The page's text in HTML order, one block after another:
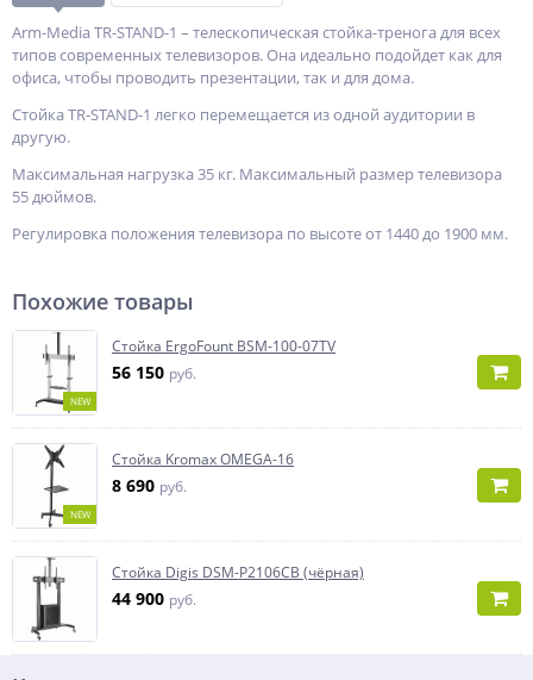
Arm-Media TR-STAND-1 – телескопическая стойка-тренога для всех
типов современных телевизоров. Она идеально подойдет как для
офиса, чтобы проводить презентации, так и для дома.
Стойка TR-STAND-1 легко перемещается из одной аудитории в
другую.
Максимальная нагрузка 35 кг. Максимальный размер телевизора
55 дюймов.
Регулировка положения телевизора по высоте от 1440 до 1900 мм.
Похожие товары
NEW
Стойка ErgoFount BSM-100-07TV
56 150 руб.
NEW
Стойка Kromax OMEGA-16
8 690 руб.
Стойка Digis DSM-P2106CB (чёрная)
44 900 руб.